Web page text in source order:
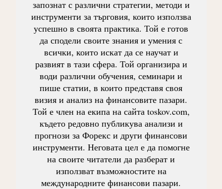
запознат с различни стратегии, методи и
инструменти за търговия, които използва
успешно в своята практика. Той е готов
да сподели своите знания и умения с
всички, които искат да се научат и
развият в тази сфера. Той организира и
води различни обучения, семинари и
пише статии, в които представя своя
визия и анализ на финансовите пазари.
Той е член на екипа на сайта toskov.com,
където редовно публикува анализи и
прогнози за Форекс и други финансови
инструменти. Неговата цел е да помогне
на своите читатели да разберат и
използват възможностите на
международните финансови пазари.